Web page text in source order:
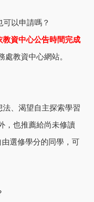
可以申請嗎？
教資中心公告時間完成
處教資中心網站。
法、渴望自主探索學習
，也推薦給尚未修讀
選修學分的同學，可